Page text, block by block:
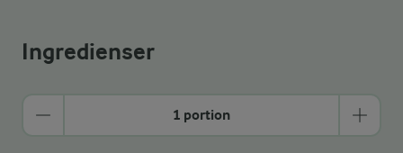
Ingredienser
1 portion